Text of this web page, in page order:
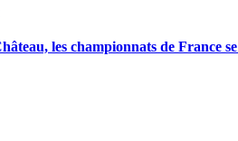
les championnats de France